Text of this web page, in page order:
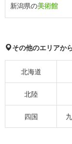
新潟県の美術館
その他のエリアか
北海道
北陸
四国